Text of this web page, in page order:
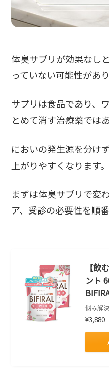
体臭サプリが効果なし
っていない可能性があり
サプリは食品であり、
とめて消す治療薬では
においの発生源を分け
上がりやすくなります。
まずは体臭サプリで変
ア、受診の必要性を順
【飲
ント
悩み解
¥3,880